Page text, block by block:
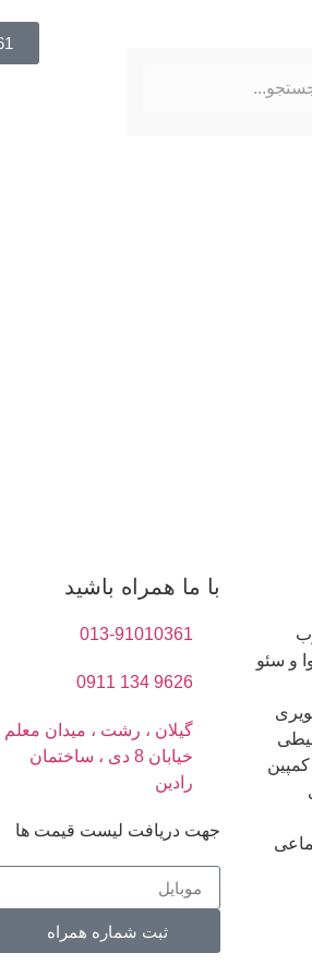
و سئو
کمپین
با ما همراه باشید
013-91010361
9626 134 0911
گیلان ، رشت ، میدان معلم
خیابان 8 دی ، ساختمان
رادین
جهت دریافت لیست قیمت ها
ثبت شماره همراه